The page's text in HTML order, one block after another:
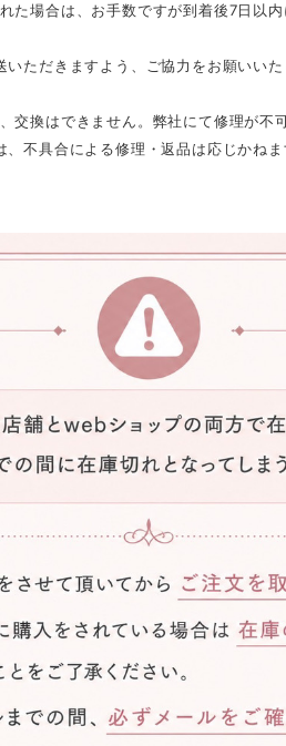
た場合は、お手数ですが到着後7日以
ただきますよう、ご協力をお願いいた
交換はできません。弊社にて修理が不
不具合による修理・返品は応じかねま